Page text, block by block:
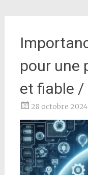
pour une
et fiable /
28 octobre 2024